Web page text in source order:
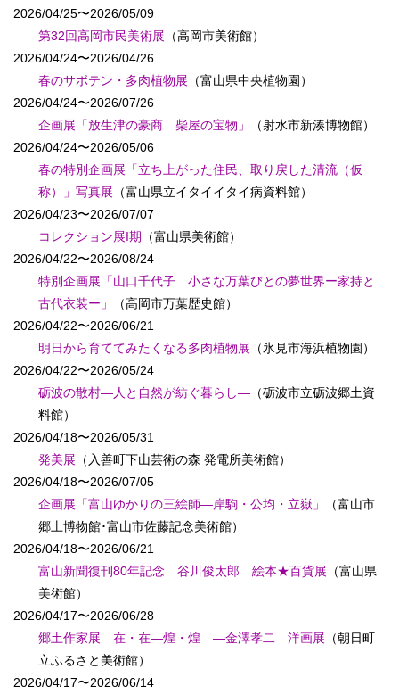
2026/04/25〜2026/05/09
第32回高岡市民美術展 （高岡市美術館）
2026/04/24〜2026/04/26
春のサボテン・多肉植物展 （富山県中央植物園）
2026/04/24〜2026/07/26
企画展「放生津の豪商 柴屋の宝物」
（射水市新湊博物館）
2026/04/24〜2026/05/06
春の特別企画展「立ち上がった住民、取り戻した清流（仮
称）」写真展 （富山県立イタイイタイ病資料館）
2026/04/23〜2026/07/07
コレクション展I期 （富山県美術館）
2026/04/22〜2026/08/24
特別企画展「山口千代子 小さな万葉びとの夢世界ー家持と
古代衣装ー」
（高岡市万葉歴史館）
2026/04/22〜2026/06/21
明日から育ててみたくなる多肉植物展 （氷見市海浜植物園）
2026/04/22〜2026/05/24
砺波の散村―人と自然が紡ぐ暮らし― （砺波市立砺波郷土資
料館）
2026/04/18〜2026/05/31
発美展 （入善町下山芸術の森 発電所美術館）
2026/04/18〜2026/07/05
企画展「富山ゆかりの三絵師―岸駒・公均・立嶽」
（富山市
郷土博物館･富山市佐藤記念美術館）
2026/04/18〜2026/06/21
富山新聞復刊80年記念 谷川俊太郎 絵本★百貨展 （富山県
美術館）
2026/04/17〜2026/06/28
郷土作家展 在・在―煌・煌 ―金澤孝二 洋画展 （朝日町
立ふるさと美術館）
2026/04/17〜2026/06/14